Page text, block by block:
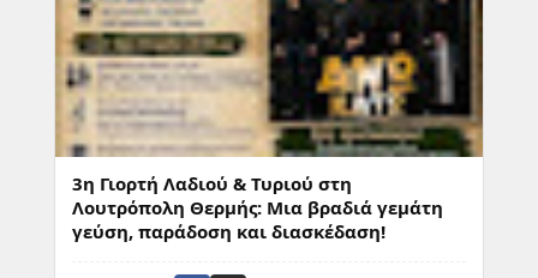
3η Γιορτή Λαδιού & Τυριού στη
Λουτρόπολη Θερμής: Μια βραδιά γεμάτη
γεύση, παράδοση και διασκέδαση!